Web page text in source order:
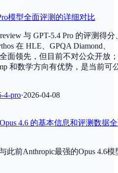
模型全面评测的详细对比
与 GPT-5.4 Pro 的评测得分
在 HLE、GPQA Diamond、
面领先，但目前不对公众开放；
和数学方向有优势，是当前可
4-pro·2026-04-08
4.6 的基本信息和评测数据
此前Anthropic最强的Opus 4.6模